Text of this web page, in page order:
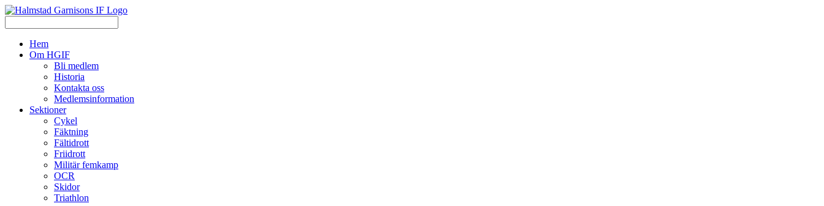
Hem
Om HGIF
Bli medlem
Historia
Kontakta oss
Medlemsinformation
Sektioner
Cykel
Fäktning
Fältidrott
Friidrott
Militär femkamp
OCR
Skidor
Triathlon